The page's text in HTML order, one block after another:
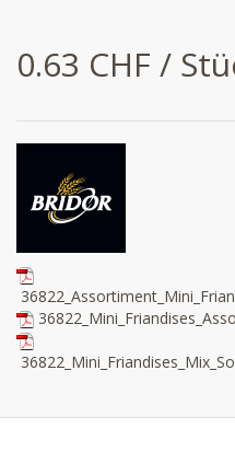
0.63 CHF /